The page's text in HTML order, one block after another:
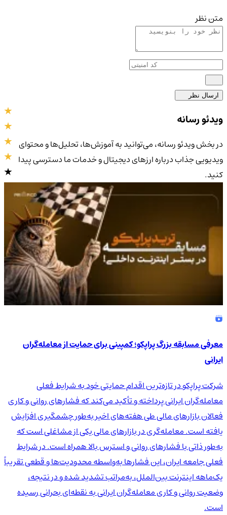
متن نظر
ارسال نظر
4.9/5
ویدئو رسانه
در بخش ویدئو رسانه، می‌توانید به آموزش‌ها، تحلیل‌ها و محتوای
ویدیویی جذاب درباره ارزهای دیجیتال و خدمات ما دسترسی پیدا
کنید.
معرفی مسابقه بزرگ پراپکو؛ کمپینی برای حمایت از معامله‌گران
ایرانی
شرکت پراپکو در تازه‌ترین اقدام حمایتی خود به شرایط فعلی
معامله‌گران ایرانی پرداخته و تأکید می‌کند که فشارهای روانی و کاری
فعالان بازارهای مالی طی هفته‌های اخیر به‌طور چشمگیری افزایش
یافته است. معامله‌گری در بازارهای مالی یکی از مشاغلی است که
به‌طور ذاتی با فشارهای روانی و استرس بالا همراه است. در شرایط
فعلی جامعه ایران، این فشارها به‌واسطه محدودیت‌ها و قطعی تقریباً
یک‌ماهه اینترنت بین‌الملل، به‌مراتب تشدید شده و در نتیجه،
وضعیت روانی و کاری معامله‌گران ایرانی به نقطه‌ای بحرانی رسیده
است.